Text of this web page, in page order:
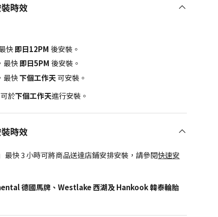
時效
快即日12PM 後安裝。
最快即日5PM 後安裝。
最快下個工作天可安裝。
於下個工作天進行安裝。
時效
最快 3 小時可將商品送達店鋪安排安裝，請參閱快速安
德國馬牌、Westlake 西湖及 Hankook 韓泰輪胎